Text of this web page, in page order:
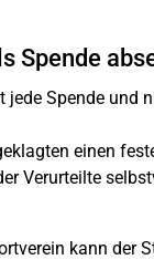
Spende
jede Spende und
einen
Verurteilte
kann der